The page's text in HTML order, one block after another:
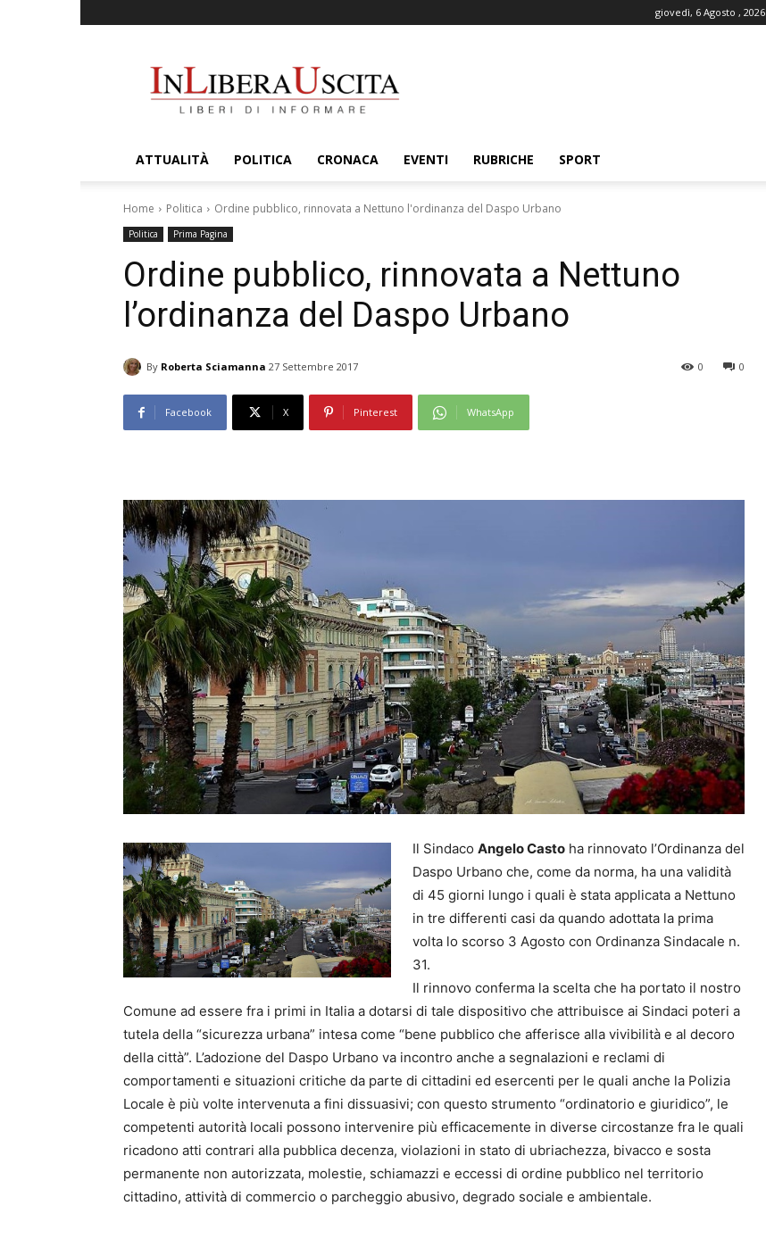
giovedì, 6 Agosto , 2026
ATTUALITÀ POLITICA CRONACA EVENTI RUBRICHE SPORT
Home Politica Ordine pubblico, rinnovata a Nettuno l'ordinanza del Daspo Urbano
Politica Prima Pagina
Ordine pubblico, rinnovata a Nettuno
l’ordinanza del Daspo Urbano
By Roberta Sciamanna 27 Settembre 2017 0
0
Facebook X Pinterest WhatsApp
Il Sindaco Angelo Casto ha rinnovato l’Ordinanza del
Daspo Urbano che, come da norma, ha una validità
di 45 giorni lungo i quali è stata applicata a Nettuno
in tre differenti casi da quando adottata la prima
volta lo scorso 3 Agosto con Ordinanza Sindacale n.
31.
Il rinnovo conferma la scelta che ha portato il nostro
Comune ad essere fra i primi in Italia a dotarsi di tale dispositivo che attribuisce ai Sindaci poteri a
tutela della “sicurezza urbana” intesa come “bene pubblico che afferisce alla vivibilità e al decoro
della città”. L’adozione del Daspo Urbano va incontro anche a segnalazioni e reclami di
comportamenti e situazioni critiche da parte di cittadini ed esercenti per le quali anche la Polizia
Locale è più volte intervenuta a fini dissuasivi; con questo strumento “ordinatorio e giuridico”, le
competenti autorità locali possono intervenire più efficacemente in diverse circostanze fra le quali
ricadono atti contrari alla pubblica decenza, violazioni in stato di ubriachezza, bivacco e sosta
permanente non autorizzata, molestie, schiamazzi e eccessi di ordine pubblico nel territorio
cittadino, attività di commercio o parcheggio abusivo, degrado sociale e ambientale.